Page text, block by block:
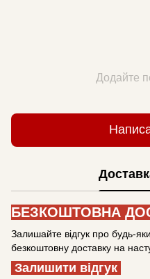
Додайте
БЕЗКОШТОВНА
Залишайте відгук про будь-
безкоштовну доставку на
Залишити відгук